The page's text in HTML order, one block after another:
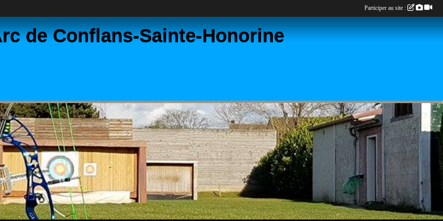
de Conflans-Sainte-Honorine
Participer au site :